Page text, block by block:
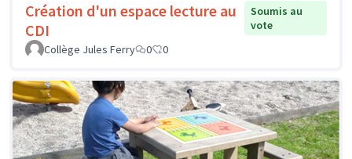
Création d'un espace lecture au
CDI
Soumis au
vote
Collège Jules Ferry
0 0